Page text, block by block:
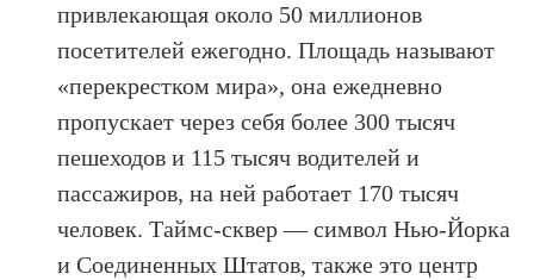
привлекающая около 50 миллионов
посетителей ежегодно. Площадь называют
«перекрестком мира», она ежедневно
пропускает через себя более 300 тысяч
пешеходов и 115 тысяч водителей и
пассажиров, на ней работает 170 тысяч
человек. Таймс-сквер — символ Нью-Йорка
и Соединенных Штатов, также это центр